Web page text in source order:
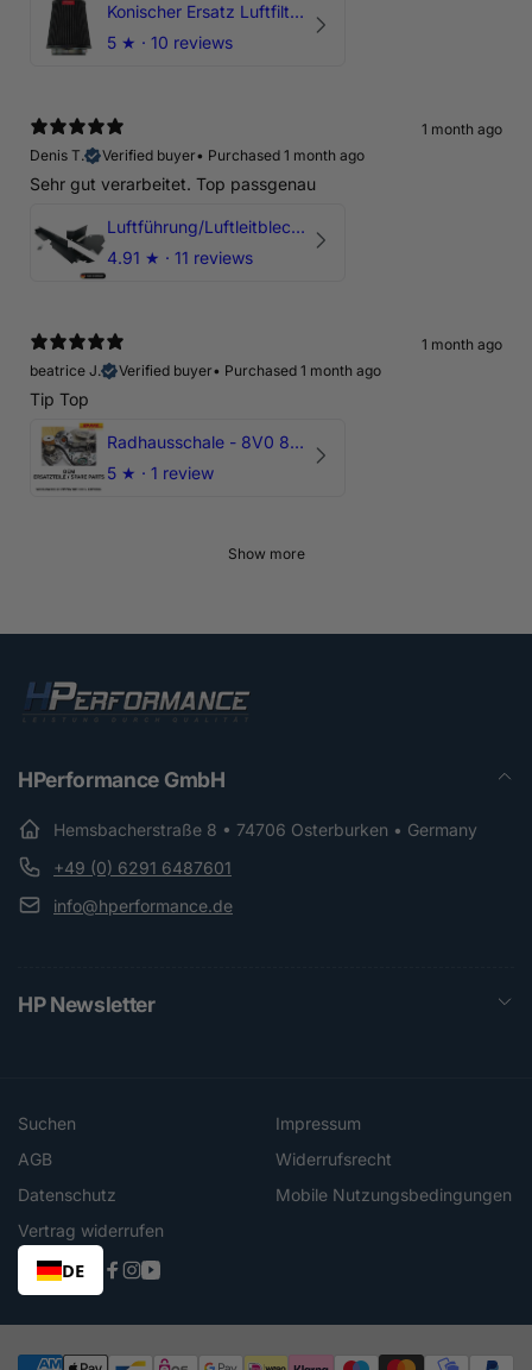
Konischer Ersatz Luftfilter Pilz - 4" & 5" Offene Ansaugung
5 ★ · 10 reviews
1 month ago
Denis T.
Verified buyer• Purchased 1 month ago
Sehr gut verarbeitet. Top passgenau
Luftführung/Luftleitblech 5" 125mm offene Ansaugung HPerformance
4.91 ★ · 11 reviews
1 month ago
beatrice J.
Verified buyer• Purchased 1 month ago
Tip Top
Radhausschale - 8V0 821 191 C - Original Ersatzteil für Audi RS3 Sportback
5 ★ · 1 review
Show more
HPerformance GmbH
Hemsbacherstraße 8 • 74706 Osterburken • Germany
+49 (0) 6291 6487601
info@hperformance.de
HP Newsletter
Suchen
Impressum
AGB
Widerrufsrecht
Datenschutz
Mobile Nutzungsbedingungen
Vertrag widerrufen
DE
Facebook
Instagram
YouTube